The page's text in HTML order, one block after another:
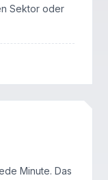
Sektor oder
Minute. Das